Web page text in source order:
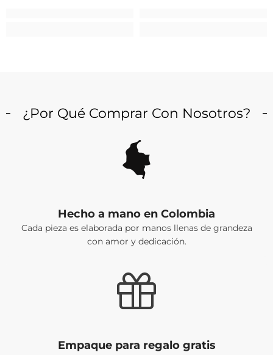
¿Por Qué Comprar Con Nosotros?
Hecho a mano en Colombia
Cada pieza es elaborada por manos llenas de grandeza
con amor y dedicación.
Empaque para regalo gratis